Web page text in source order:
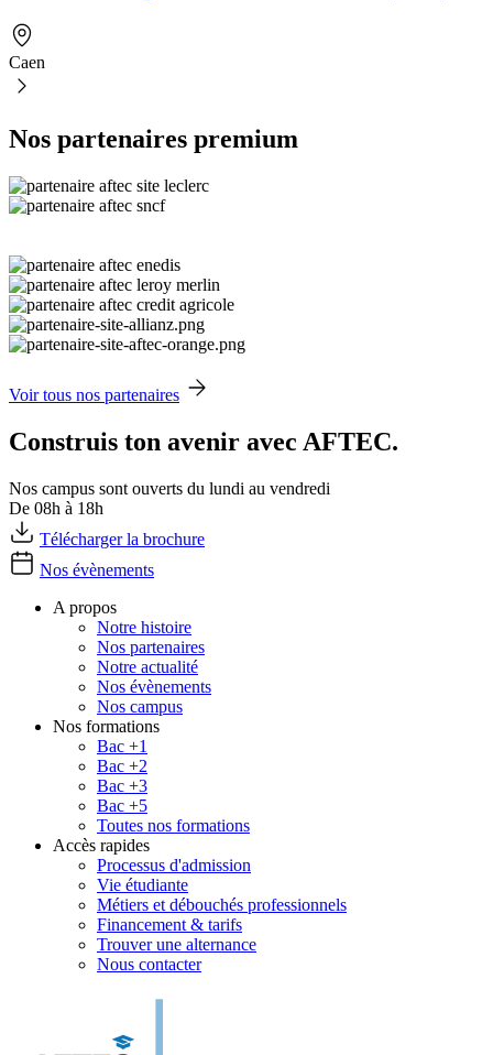
Caen
Nos partenaires premium
Voir tous nos partenaires
Construis ton avenir avec AFTEC.
Nos campus sont ouverts du lundi au vendredi
De 08h à 18h
Télécharger la brochure
Nos évènements
A propos
Notre histoire
Nos partenaires
Notre actualité
Nos évènements
Nos campus
Nos formations
Bac +1
Bac +2
Bac +3
Bac +5
Toutes nos formations
Accès rapides
Processus d'admission
Vie étudiante
Métiers et débouchés professionnels
Financement & tarifs
Trouver une alternance
Nous contacter